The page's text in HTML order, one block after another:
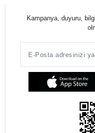
Kampanya, duyuru,